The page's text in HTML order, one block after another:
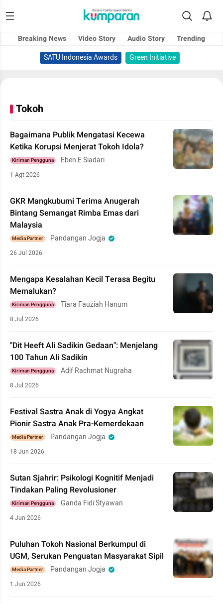
Breaking News Video Story Audio Story
Trending
SATU Indonesia Awards
Green Initiative
Tokoh
Bagaimana Publik Mengatasi Kecewa
Ketika Korupsi Menjerat Tokoh Idola?
Kiriman Pengguna Eben E Siadari
1 Agt 2026
GKR Mangkubumi Terima Anugerah
Bintang Semangat Rimba Emas dari
Malaysia
Media Partner Pandangan Jogja
26 Jul 2026
Mengapa Kesalahan Kecil Terasa Begitu
Memalukan?
Kiriman Pengguna Tiara Fauziah Hanum
8 Jul 2026
"Dit Heeft Ali Sadikin Gedaan": Menjelang
100 Tahun Ali Sadikin
Kiriman Pengguna Adif Rachmat Nugraha
8 Jul 2026
Festival Sastra Anak di Yogya Angkat
Pionir Sastra Anak Pra-Kemerdekaan
Media Partner Pandangan Jogja
18 Jun 2026
Sutan Sjahrir: Psikologi Kognitif Menjadi
Tindakan Paling Revolusioner
Kiriman Pengguna Ganda Fidi Styawan
4 Jun 2026
Puluhan Tokoh Nasional Berkumpul di
UGM, Serukan Penguatan Masyarakat Sipil
Media Partner Pandangan Jogja
1 Jun 2026